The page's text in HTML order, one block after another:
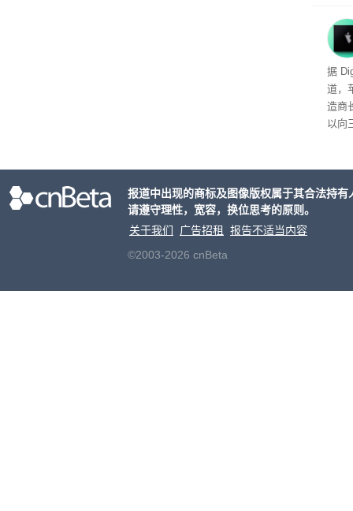
查
（
用
推出
单一
户处
头
据
道，
造商
以向
报道中出现的商标及图像版权属于其合法持
请遵守理性，宽容，换位思考的原则。
关于我们
广告招租
报告不适当内容
©2003-2026 cnBeta